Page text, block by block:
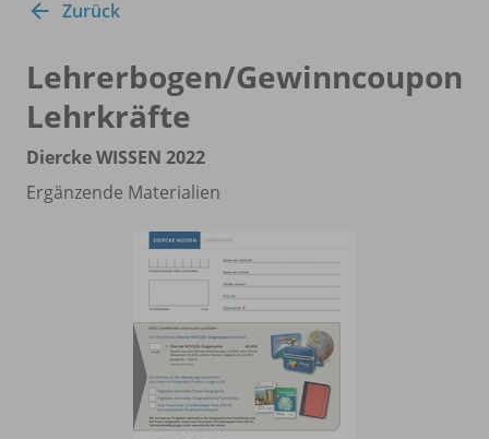
Zurück
Lehrerbogen/Gewinncoupon
Lehrkräfte
Diercke WISSEN 2022
Ergänzende Materialien